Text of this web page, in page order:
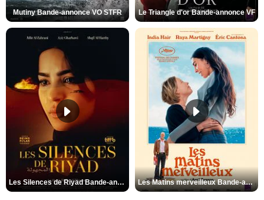
Mutiny Bande-annonce VO STFR Le Triangle d'or Bande-annonce VF
Les Silences de Riyad Bande-annonce VO STFR Les Matins merveilleux Bande-annonce VF